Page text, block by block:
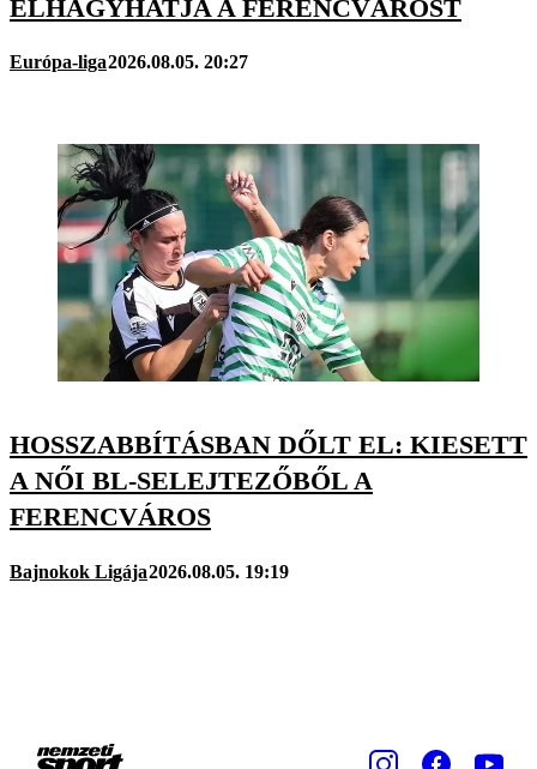
ELHAGYHATJA A FERENCVÁROST
Európa-liga2026.08.05. 20:27
HOSSZABBÍTÁSBAN DŐLT EL: KIESETT
A NŐI BL-SELEJTEZŐBŐL A
FERENCVÁROS
Bajnokok Ligája2026.08.05. 19:19